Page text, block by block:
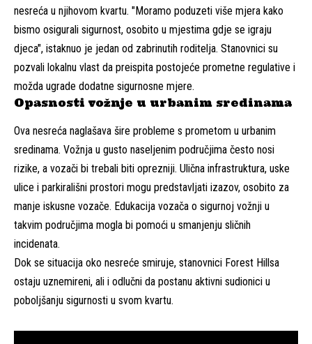
nesreća u njihovom kvartu. "Moramo poduzeti više mjera kako
bismo osigurali sigurnost, osobito u mjestima gdje se igraju
djeca", istaknuo je jedan od zabrinutih roditelja. Stanovnici su
pozvali lokalnu vlast da preispita postojeće prometne regulative i
možda ugrade dodatne sigurnosne mjere.
Opasnosti vožnje u urbanim sredinama
Ova nesreća naglašava šire probleme s prometom u urbanim
sredinama. Vožnja u gusto naseljenim područjima često nosi
rizike, a vozači bi trebali biti oprezniji. Ulična infrastruktura, uske
ulice i parkirališni prostori mogu predstavljati izazov, osobito za
manje iskusne vozače. Edukacija vozača o sigurnoj vožnji u
takvim područjima mogla bi pomoći u smanjenju sličnih
incidenata.
Dok se situacija oko nesreće smiruje, stanovnici Forest Hillsa
ostaju uznemireni, ali i odlučni da postanu aktivni sudionici u
poboljšanju sigurnosti u svom kvartu.